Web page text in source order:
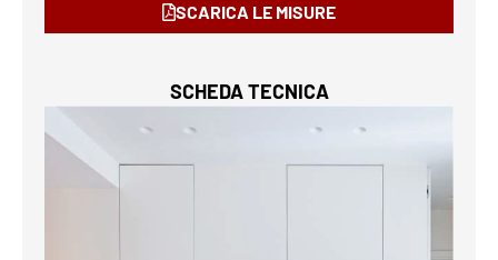
SCARICA LE MISURE
SCHEDA TECNICA